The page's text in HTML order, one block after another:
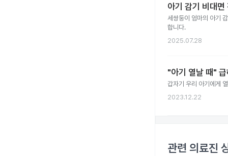
아기 감기 비대
세쌍둥이 엄마의 아기
합니다.
2025.07.28
"아기 열날 때"
갑자기 우리 아기에게
2023.12.22
관련 의료진